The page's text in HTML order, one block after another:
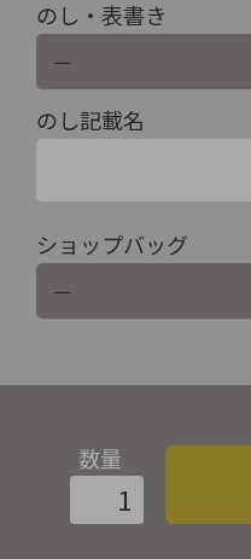
のし・表書き
のし記載名
ショップバッグ
数量